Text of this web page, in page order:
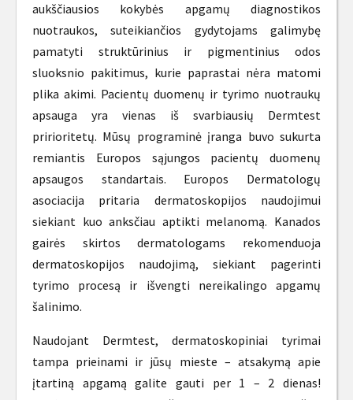
aukščiausios kokybės apgamų diagnostikos
nuotraukos, suteikiančios gydytojams galimybę
pamatyti struktūrinius ir pigmentinius odos
sluoksnio pakitimus, kurie paprastai nėra matomi
plika akimi. Pacientų duomenų ir tyrimo nuotraukų
apsauga yra vienas iš svarbiausių Dermtest
pririoritetų. Mūsų programinė įranga buvo sukurta
remiantis Europos sąjungos pacientų duomenų
apsaugos standartais. Europos Dermatologų
asociacija pritaria dermatoskopijos naudojimui
siekiant kuo anksčiau aptikti melanomą. Kanados
gairės skirtos dermatologams rekomenduoja
dermatoskopijos naudojimą, siekiant pagerinti
tyrimo procesą ir išvengti nereikalingo apgamų
šalinimo.
Naudojant Dermtest, dermatoskopiniai tyrimai
tampa prieinami ir jūsų mieste – atsakymą apie
įtartiną apgamą galite gauti per 1 – 2 dienas!